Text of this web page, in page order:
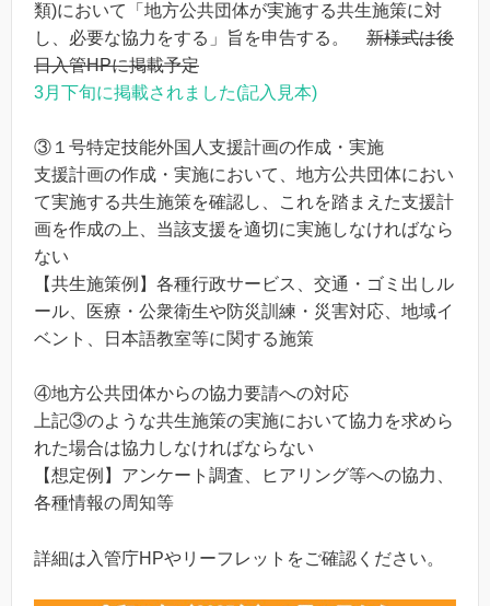
類)において「地方公共団体が実施する共生施策に対
し、必要な協力をする」旨を申告する。 新様式は後
日入管HPに掲載予定
3月下旬に掲載されました(記入見本)
③１号特定技能外国人支援計画の作成・実施
支援計画の作成・実施において、地方公共団体におい
て実施する共生施策を確認し、これを踏まえた支援計
画を作成の上、当該支援を適切に実施しなければなら
ない
【共生施策例】各種行政サービス、交通・ゴミ出しル
ール、医療・公衆衛生や防災訓練・災害対応、地域イ
ベント、日本語教室等に関する施策
④地方公共団体からの協力要請への対応
上記③のような共生施策の実施において協力を求めら
れた場合は協力しなければならない
【想定例】アンケート調査、ヒアリング等への協力、
各種情報の周知等
詳細は入管庁HPやリーフレットをご確認ください。